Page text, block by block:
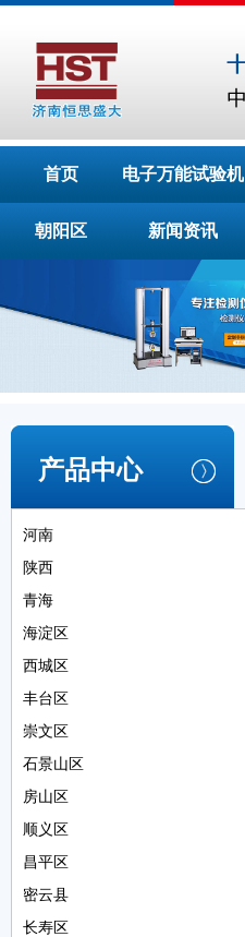
首页 电子万能试验机
朝阳区 新闻资讯
产品中心
河南
陕西
青海
海淀区
西城区
丰台区
崇文区
石景山区
房山区
顺义区
昌平区
密云县
长寿区